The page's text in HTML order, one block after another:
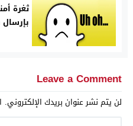
ثغرة
Leave a Comment
لن يتم نشر عنوان بريدك الإلكتروني.